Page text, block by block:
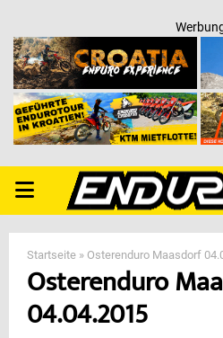
PRIMARY
MENU
Startseite » Osterenduro Maasdorf
Osterenduro
04.04.2015